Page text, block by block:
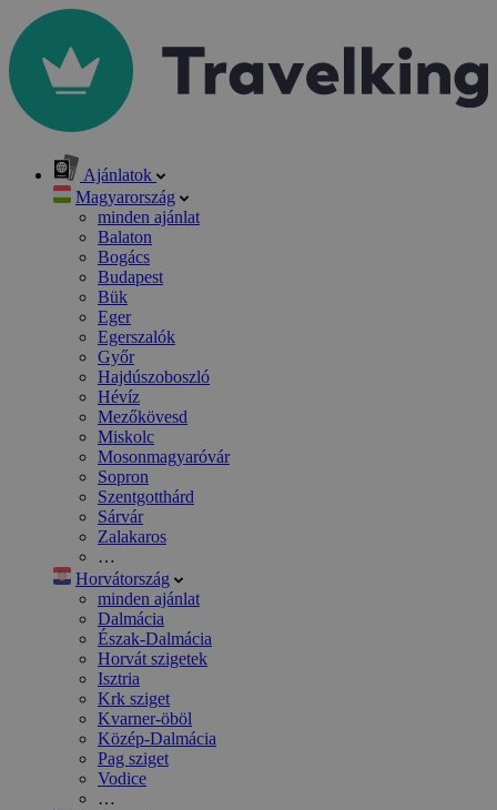
Ajánlatok
Magyarország
minden ajánlat
Balaton
Bogács
Budapest
Bük
Eger
Egerszalók
Győr
Hajdúszoboszló
Hévíz
Mezőkövesd
Miskolc
Mosonmagyaróvár
Sopron
Szentgotthárd
Sárvár
Zalakaros
…
Horvátország
minden ajánlat
Dalmácia
Észak-Dalmácia
Horvát szigetek
Isztria
Krk sziget
Kvarner-öböl
Közép-Dalmácia
Pag sziget
Vodice
…